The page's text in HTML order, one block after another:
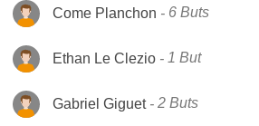
Come Planchon 6 Buts
Ethan Le Clezio 1 But
Gabriel Giguet 2 Buts